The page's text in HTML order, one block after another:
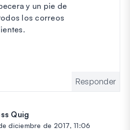
y un pie de
los correos
Responder
Quig
diciembre de 2017, 11:06